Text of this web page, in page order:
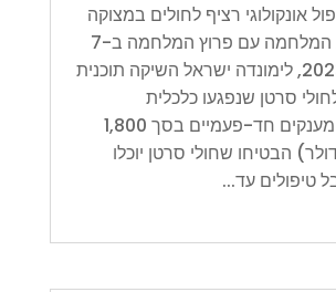
אונקולוגי רציף לחולים במצוקה
כלכלית עקב המלחמה עם פרוץ המלחמה ב-7
באוקטובר 2023, לימונדה ישראל השיקה תוכנית
סרטן שנפגעו כלכלית
מהמלחמה. מענקים חד-פעמיים בסך 1,800
(445 דולר) הבטיחו שחולי סרטן יוכלו
טיפולים עד...